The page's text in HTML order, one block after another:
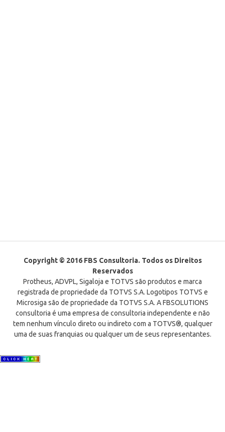
Copyright © 2016 FBS Consultoria. Todos os Direitos
Reservados
Protheus, ADVPL, Sigaloja e TOTVS são produtos e marca
registrada de propriedade da TOTVS S.A. Logotipos TOTVS e
Microsiga são de propriedade da TOTVS S.A. A FBSOLUTIONS
consultoria é uma empresa de consultoria independente e não
tem nenhum vínculo direto ou indireto com a TOTVS®, qualquer
uma de suas franquias ou qualquer um de seus representantes.